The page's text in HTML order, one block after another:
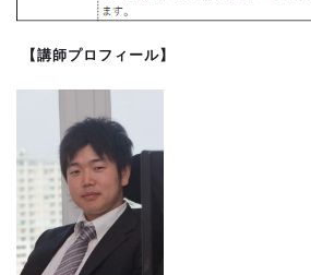
【講師プロフィール】